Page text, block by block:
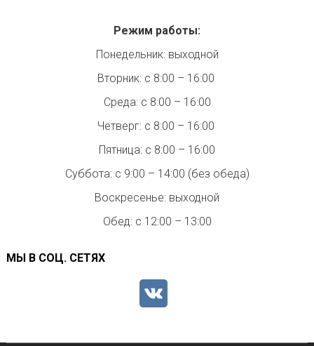
Режим работы:
Понедельник: выходной
Вторник: с 8:00 – 16:00
Среда: с 8:00 – 16:00
Четверг: с 8:00 – 16:00
Пятница: с 8:00 – 16:00
Суббота: с 9:00 – 14:00 (без обеда)
Воскресенье: выходной
Обед: с 12:00 – 13:00
МЫ В СОЦ. СЕТЯХ